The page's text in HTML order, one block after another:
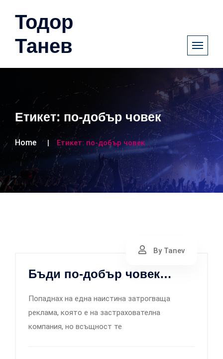
Тодор
Танев
Етикет: по-добър човек
Home Етикет: по-добър човек
By Tanev
Бъди по-добър човек…
Попаднах на една наистина затрогваща
реклама, която е на застрахователна
компания, но всъщност те